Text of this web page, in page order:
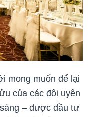
mong muốn để lại
của các đôi uyên
– được đầu tư